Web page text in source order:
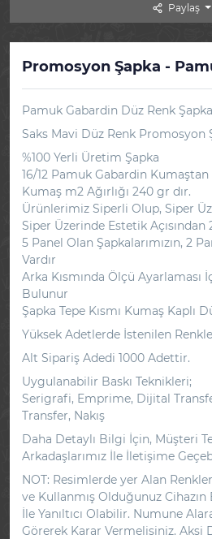
Paylaş
Promosyon Şapka -
Pamuk Gabardin Düz Renk Şapka
Saks Mavi Düz Renk Promosyon
%100 Yerli Üretim Şapka
16/12 Pamuk Gabardin
Kumaş m2 Ağırlığı 240 gr dır.
Ürünlerimiz Siperli Olup, Siper
Siper Üzerinde Estetik Açısından
5 Panel Olan Şapkalarımızın, 2
Vardır
Arka Kısmında Ölçü Ayarlaması
Bulunur
Şapka Tepe Kısmı Kumaş Kaplı
Yüksek Adetlerde İstenilen
Alt Sipariş Adedi 1000 Adettir.
Uygulanabilir Baskı Teknikleri;
Serigrafi, Emprime, Dijital
Transfer, Nakış
Daha Detaylı Bilgi İçin, Müşteri
Arkadaşlarımız İle İletişime
NOT: Resimlerde yer Alan
ve Kullanmış Olduğunuz Cihazın
İle Yanıltıcı Olabilir. Numune
Görerek Karar Vermelisiniz. Aksi